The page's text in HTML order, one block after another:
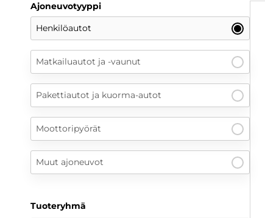
Ajoneuvotyyppi
Henkilöautot
Matkailuautot ja -vaunut
Pakettiautot ja kuorma-autot
Moottoripyörät
Muut ajoneuvot
Tuoteryhmä